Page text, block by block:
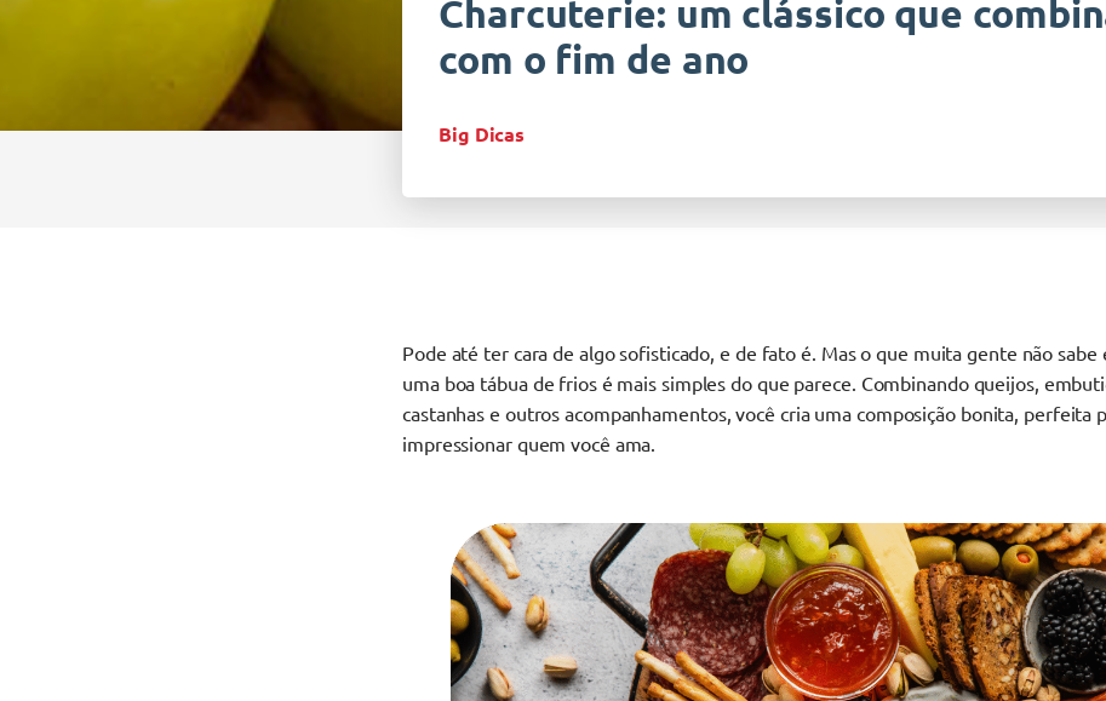
Charcuterie: um clássico que
com o fim de ano
Big Dicas
Pode até ter cara de algo sofisticado, e de fato é. Mas o que muita gente não
uma boa tábua de frios é mais simples do que parece. Combinando queijos,
castanhas e outros acompanhamentos, você cria uma composição bonita, perfeita
impressionar quem você ama.